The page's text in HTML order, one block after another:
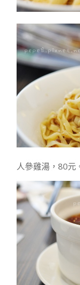
人參雞湯，80元